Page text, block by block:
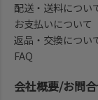
会社概要/お問
配送・送料につい
お支払いについて
返品・交換につい
FAQ